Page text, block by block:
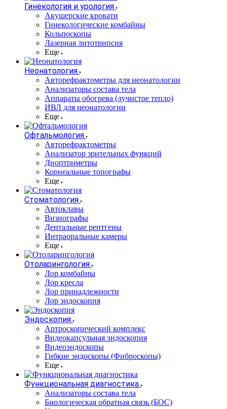
Гинекология и урология
Акушерские кровати
Гинекологические комбайны
Кольпоскопы
Лазерная литотрипсия
Еще
Неонатология
Авторефрактометры для неонатологии
Анализаторы состава тела
Аппараты обогрева (лучистое тепло)
ИВЛ для неонатологии
Еще
Офтальмология
Авторефрактометры
Анализатор зрительных функций
Диоптриметры
Корнеальные топографы
Еще
Стоматология
Автоклавы
Визиографы
Дентальные рентгены
Интраоральные камеры
Еще
Отоларингология
Лор комбайны
Лор кресла
Лор принадлежности
Лор эндоскопия
Эндоскопия
Артроскопический комплекс
Видеокапсульная эндоскопия
Видеоэндоскопы
Гибкие эндоскопы (Фиброcкопы)
Еще
Функциональная диагностика
Анализаторы состава тела
Биологическая обратная связь (БОС)